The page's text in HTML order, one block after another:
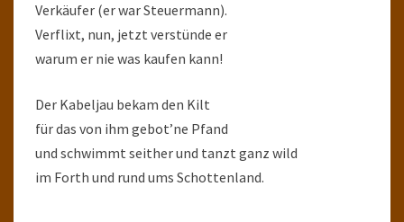
Verkäufer (er war Steuermann).
Verflixt, nun, jetzt verstünde er
warum er nie was kaufen kann!
Der Kabeljau bekam den Kilt
für das von ihm gebot’ne Pfand
und schwimmt seither und tanzt ganz wild
im Forth und rund ums Schottenland.